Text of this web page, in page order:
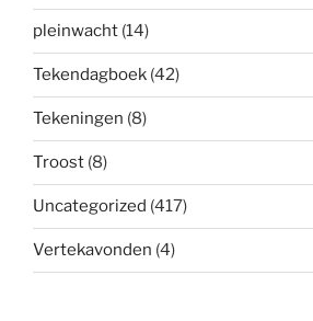
pleinwacht (14)
Tekendagboek (42)
Tekeningen (8)
Troost (8)
Uncategorized (417)
Vertekavonden (4)